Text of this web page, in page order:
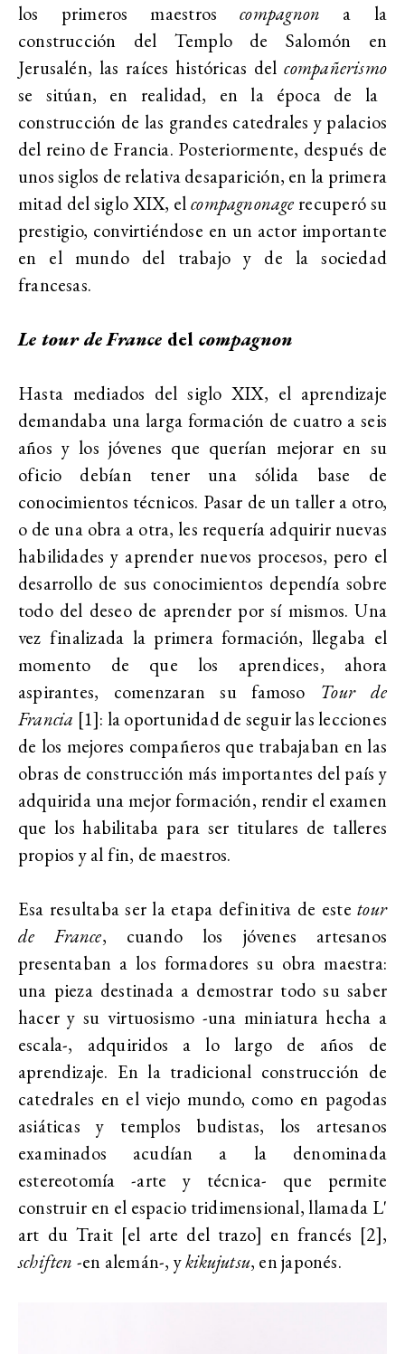
los primeros maestroscompagnon a la
construcción del Templo de Salomón en
Jerusalén, las raíces históricas delcompañerismo
se sitúan, en realidad, en la época de la
construcción de las grandes catedrales y palacios
del reino de Francia. Posteriormente, después de
unos siglos de relativa desaparición, en la primera
mitad del siglo XIX, elcompagnonage recuperó su
prestigio, convirtiéndose en un actor importante
en el mundo del trabajo y de la sociedad
francesas.
Le tour de France del compagnon
Hasta mediados del siglo XIX, el aprendizaje
demandaba una larga formación de cuatro a seis
años y los jóvenes que querían mejorar en su
oficio debían tener una sólida base de
conocimientos técnicos. Pasar de un taller a otro,
o de una obra a otra, les requería adquirir nuevas
habilidades y aprender nuevos procesos, pero el
desarrollo de sus conocimientos dependía sobre
todo del deseo de aprender por sí mismos. Una
vez finalizada la primera formación, llegaba el
momento de que los aprendices, ahora
aspirantes, comenzaran su famoso Tour de
Francia [1]: la oportunidad de seguir las lecciones
de los mejores compañeros que trabajaban en las
obras de construcción más importantes del país y
adquirida una mejor formación, rendir el examen
que los habilitaba para ser titulares de talleres
propios y al fin, de maestros.
Esa resultaba ser la etapa definitiva de estetour
de France, cuando los jóvenes artesanos
presentaban a los formadores su obra maestra:
una pieza destinada a demostrar todo su saber
hacer y su virtuosismo -una miniatura hecha a
escala-, adquiridos a lo largo de años de
aprendizaje. En la tradicional construcción de
catedrales en el viejo mundo, como en pagodas
asiáticas y templos budistas, los artesanos
examinados acudían a la denominada
estereotomía -arte y técnica- que permite
construir en el espacio tridimensional, llamada L'
art du Trait [el arte del trazo] en francés [2],
schiften -en alemán-, ykikujutsu, en japonés.